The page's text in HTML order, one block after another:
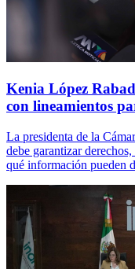
Kenia López
con lineamientos
La presidenta de la
debe garantizar
qué información pueden